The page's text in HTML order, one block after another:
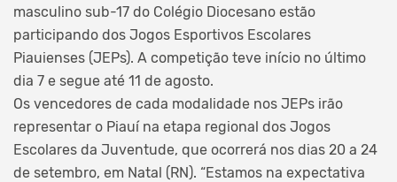
masculino sub-17 do Colégio Diocesano estão
participando dos Jogos Esportivos Escolares
Piauienses (JEPs). A competição teve início no último
dia 7 e segue até 11 de agosto.
Os vencedores de cada modalidade nos JEPs irão
representar o Piauí na etapa regional dos Jogos
Escolares da Juventude, que ocorrerá nos dias 20 a 24
de setembro, em Natal (RN). “Estamos na expectativa